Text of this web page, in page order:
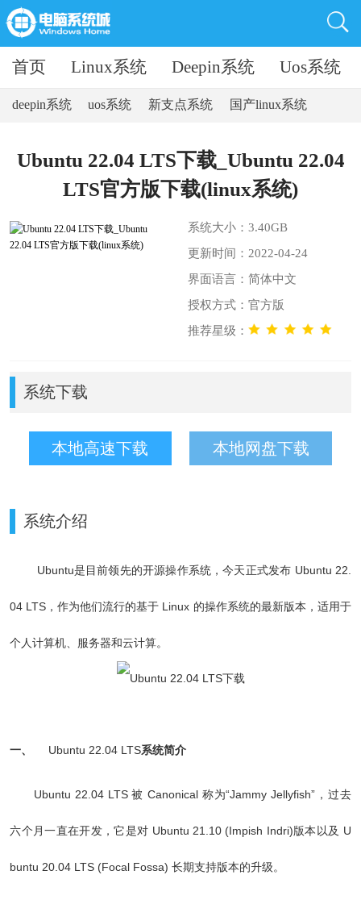
首页 Linux系统 Deepin系统 Uos系统
deepin系统 uos系统 新支点系统 国产linux系统
Ubuntu 22.04 LTS下载_Ubuntu 22.04
LTS官方版下载(linux系统)
系统大小：3.40GB
更新时间：2022-04-24
界面语言：简体中文
授权方式：官方版
推荐星级：
系统下载
本地高速下载 本地网盘下载
系统介绍
Ubuntu是目前领先的开源操作系统，今天正式发布 Ubuntu 22.
04 LTS，作为他们流行的基于 Linux 的操作系统的最新版本，适用于
个人计算机、服务器和云计算。
一、 Ubuntu 22.04 LTS系统简介
Ubuntu 22.04 LTS 被 Canonical 称为“Jammy Jellyfish”，过去
六个月一直在开发，它是对 Ubuntu 21.10 (Impish Indri)版本以及 U
buntu 20.04 LTS (Focal Fossa) 长期支持版本的升级。